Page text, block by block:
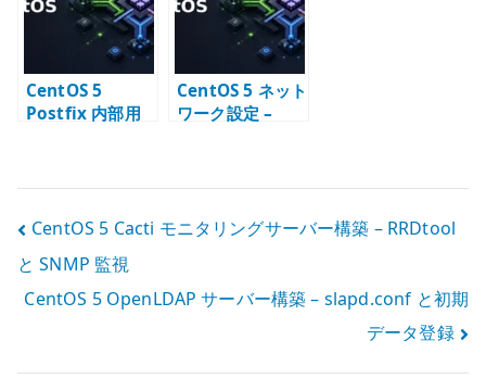
CentOS 5
Postfix 内部用
CentOS 5 ネット
ワーク設定 –
投
稿
ナ
ビ
CentOS 5 Cacti モニタリングサーバー構築 – RRDtool
と SNMP 監視
CentOS 5 OpenLDAP サーバー構築 – slapd.conf と初期
データ登録